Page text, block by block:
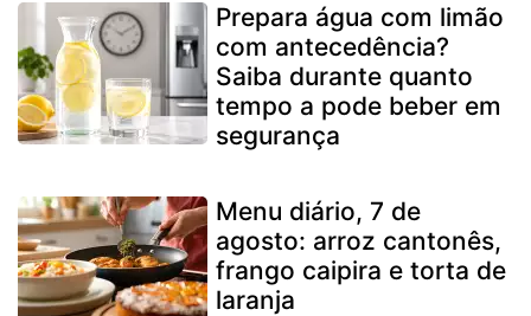
Prepara água com limão
com antecedência?
Saiba durante quanto
tempo a pode beber em
segurança
Menu diário, 7 de
agosto: arroz cantonês,
frango caipira e torta de
laranja